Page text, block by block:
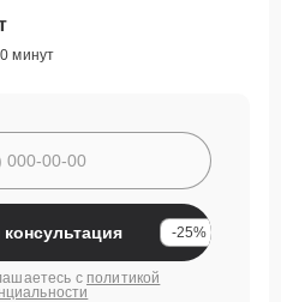
минут
консультация -25%
с политикой